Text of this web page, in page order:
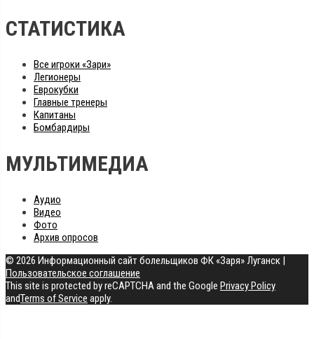
СТАТИСТИКА
Все игроки «Зари»
Легионеры
Еврокубки
Главные тренеры
Капитаны
Бомбардиры
МУЛЬТИМЕДИА
Аудио
Видео
Фото
Архив опросов
© 2026 Информационный сайт болельщиков ФК «Заря» Луганск |
Пользовательское соглашение
This site is protected by reCAPTCHA and the Google Privacy Policy
andTerms of Service apply.